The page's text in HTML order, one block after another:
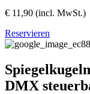
€ 11,90 (incl. MwSt.)
Reservieren
DMX